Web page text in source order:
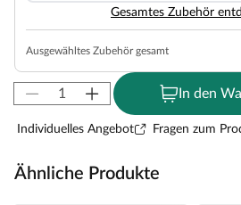
Gesamtes Zubehör
Ausgewähltes Zubehör gesamt
In den
Individuelles Angebot Fragen zum
Ähnliche Produkte